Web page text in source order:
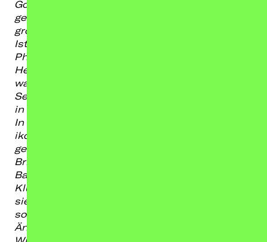
Gossip“ auf Tour — einer persönlichen und
gesellschaftskritischen Reise durch die
größten Popkultur-Momente unserer Zeit.
Ist Dark Romance wirklich ein neues
Phänomen? Warum werden manche Frauen zu
Heiligen
was verrät Gossip eigentlich über Macht,
Sexismus,
in der wir leben?
In „More Than Gossip“ verbindet Gizem Çelik
ikonische Popkultur-Phänomene mit
gesellschaftlichen Fragen unserer Zeit — von
Britney Spears bis K-Pop, von Andrew Tate bis
Barbie, von One Direction bis Jeffrey Epstein.
Klug, persönlich und mit scharfem Blick zeigt
sie,
sondern immer auch ein Spiegel unserer
Ängste,